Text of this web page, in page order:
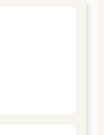
。我猜他是對的，
人，而他每天也會